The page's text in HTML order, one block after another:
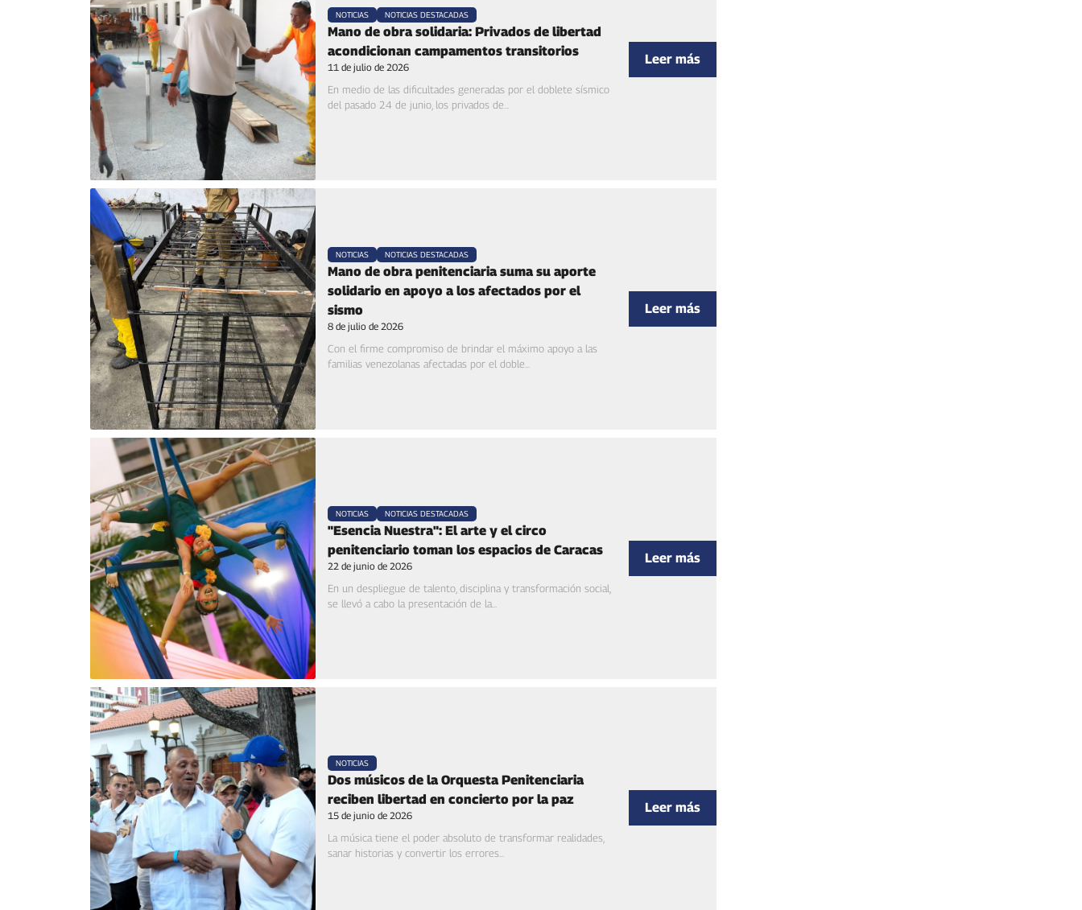
NOTICIAS NOTICIAS DESTACADAS
Mano de obra solidaria: Privados de libertad
acondicionan campamentos transitorios
11 de julio de 2026
En medio de las dificultades generadas por el doblete sísmico
del pasado 24 de junio, los privados de...
Leer más
NOTICIAS NOTICIAS DESTACADAS
Mano de obra penitenciaria suma su aporte
solidario en apoyo a los afectados por el
sismo
8 de julio de 2026
Con el firme compromiso de brindar el máximo apoyo a las
familias venezolanas afectadas por el doble...
Leer más
NOTICIAS NOTICIAS DESTACADAS
"Esencia Nuestra": El arte y el circo
penitenciario toman los espacios de Caracas
22 de junio de 2026
En un despliegue de talento, disciplina y transformación social,
se llevó a cabo la presentación de la...
Leer más
NOTICIAS
Dos músicos de la Orquesta Penitenciaria
reciben libertad en concierto por la paz
15 de junio de 2026
La música tiene el poder absoluto de transformar realidades,
sanar historias y convertir los errores...
Leer más